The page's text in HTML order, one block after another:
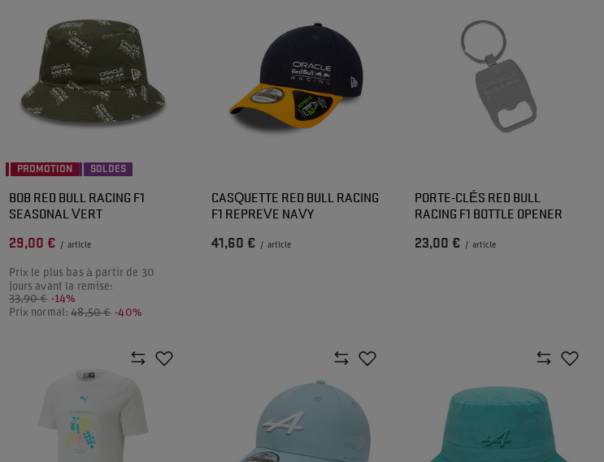
PROMOTION SOLDES
BOB RED BULL RACING F1
SEASONAL VERT
29,00 € / article
Prix le plus bas à partir de 30
jours avant la remise:
33,90 € -14%
Prix normal:48,50 € -40%
CASQUETTE RED BULL RACING
F1 REPREVE NAVY
41,60 € / article
PORTE-CLÉS RED BULL
RACING F1 BOTTLE OPENER
23,00 € / article